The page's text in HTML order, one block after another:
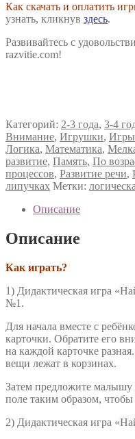
Как скачать и оплатить
узнать, кликнув здесь.
Развивайтесь с
razvitie.com!
Категорий: 2-3 года, 3-4
Внимание, Игрушки, Игры
Логика, Математика,
развитие, Память, По
процессов, Развитие речи,
липучках Метки:
Описание
Описание
Как играть?
1) Дидактическая игра
№1.
Для начала вместе с
карточки. Обратите его
на каждой карточке
вещи лежат в корзинах.
Затем предложите малышу
поле таким образом,
2) Дидактическая игра